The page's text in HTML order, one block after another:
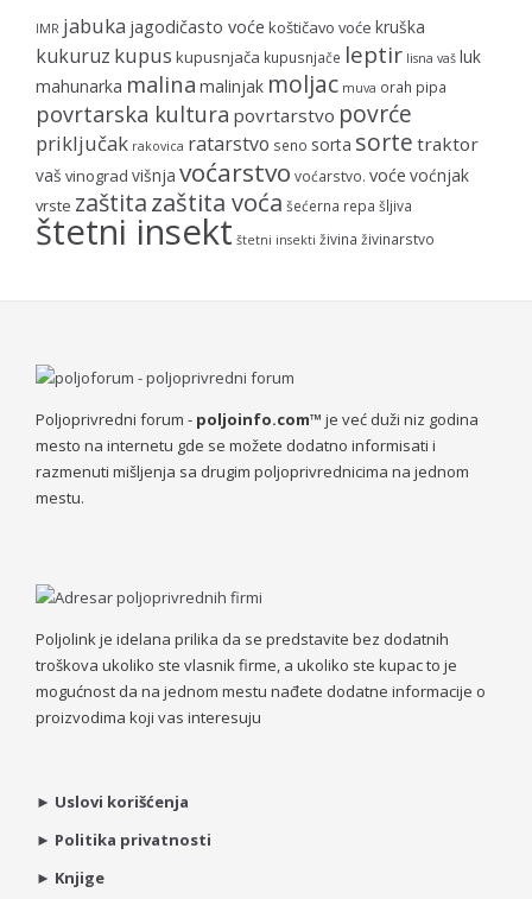
IMR jabuka jagodičasto voće koštičavo voće kruška
kukuruz kupus kupusnjača kupusnjače leptir lisna vaš luk
mahunarka malina malinjak moljac muva orah pipa
povrtarska kultura povrtarstvo povrće
priključak rakovica ratarstvo seno sorta sorte traktor
vaš vinograd višnja voćarstvo voćarstvo. voće voćnjak
vrste zaštitazaštita voća šećerna repa šljiva
štetni insekt štetni insekti živina živinarstvo
Poljoprivredni forum - poljoinfo.com™ je već duži niz godina
mesto na internetu gde se možete dodatno informisati i
razmenuti mišljenja sa drugim poljoprivrednicima na jednom
mestu.
Poljolink je idelana prilika da se predstavite bez dodatnih
troškova ukoliko ste vlasnik firme, a ukoliko ste kupac to je
mogućnost da na jednom mestu nađete dodatne informacije o
proizvodima koji vas interesuju
► Uslovi korišćenja
► Politika privatnosti
► Knjige